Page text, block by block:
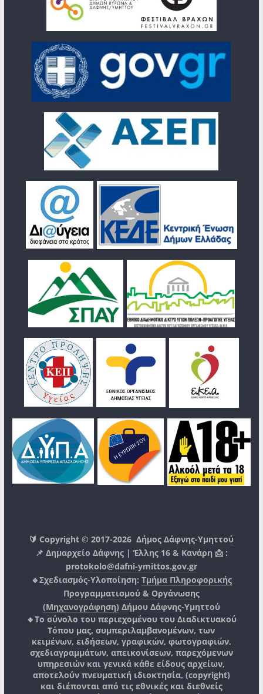
🔰 Copyright © 2017-2026Δήμος Δάφνης-Υμηττού
📌 Δημαρχείο Δάφνης | Έλλης 16 & Κανάρη 📩 :
protokolo@dafni-ymittos.gov.gr
🔹Σχεδιασμός-Υλοποίηση: Τμήμα Πληροφορικής
Προγραμματισμού & Οργάνωσης
(Μηχανογράφηση) Δήμου Δάφνης-Υμηττού
🔸Το σύνολο του περιεχομένου του Διαδικτυακού
Τόπου μας, συμπεριλαμβανομένων, των
κειμένων, ειδήσεων, γραφικών, φωτογραφιών,
σχεδιαγραμμάτων, απεικονίσεων, παρεχόμενων
υπηρεσιών και γενικά κάθε είδους αρχείων,
αποτελούν πνευματική ιδιοκτησία, (copyright)
και διέπονται από τις εθνικές και διεθνείς